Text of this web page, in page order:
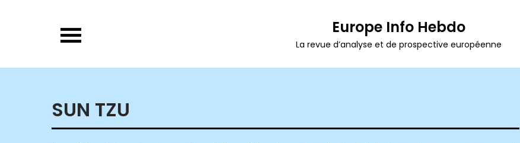
Europe Info Hebdo
La revue d’analyse et de prospective européenne
SUN TZU